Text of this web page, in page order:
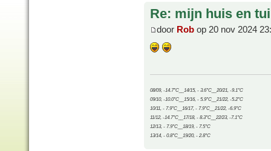
Re: mijn huis en
door Rob op 20 nov 2024
08/09, -14.7°C__14/15, - 3.6°C__20/21, -9.1°C
09/10, -10.0°C__15/16, - 5.9°C__21/22, -5.2°C
10/11, - 7.9°C__16/17, - 7.9°C__21/22, -6.9°C
11/12, -14.7°C__17/18, - 8.3°C__22/23, -7.1°C
12/13, - 7.9°C__18/19, - 7.5°C
13/14, - 0.8°C__19/20, - 2.8°C